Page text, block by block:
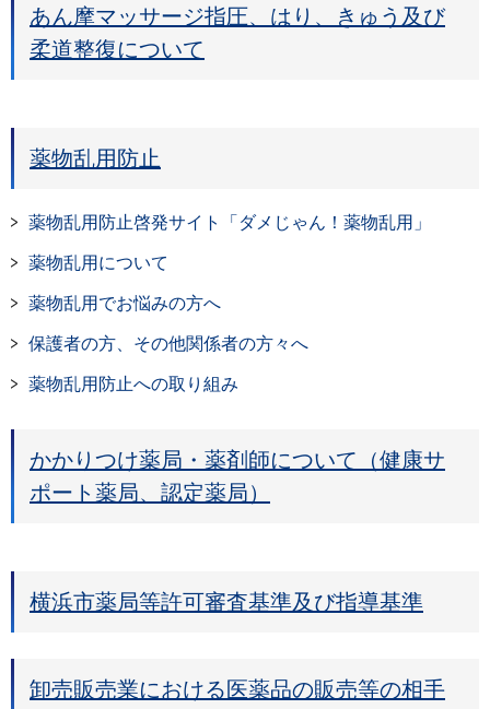
あん摩マッサージ指圧、はり、きゅう及び
柔道整復について
薬物乱用防止
薬物乱用防止啓発サイト「ダメじゃん！薬物乱用」
薬物乱用について
薬物乱用でお悩みの方へ
保護者の方、その他関係者の方々へ
薬物乱用防止への取り組み
かかりつけ薬局・薬剤師について（健康サ
ポート薬局、認定薬局）
横浜市薬局等許可審査基準及び指導基準
卸売販売業における医薬品の販売等の相手